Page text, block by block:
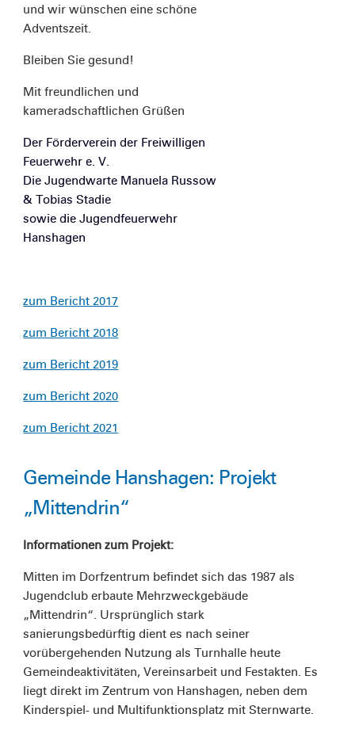
und wir wünschen eine schöne
Adventszeit.
Bleiben Sie gesund!
Mit freundlichen und
kameradschaftlichen Grüßen
Der Förderverein der Freiwilligen
Feuerwehr e. V.
Die Jugendwarte Manuela Russow
& Tobias Stadie
sowie die Jugendfeuerwehr
Hanshagen
zum Bericht 2017
zum Bericht 2018
zum Bericht 2019
zum Bericht 2020
zum Bericht 2021
Gemeinde Hanshagen: Projekt
„Mittendrin“
Informationen zum Projekt:
Mitten im Dorfzentrum befindet sich das 1987 als
Jugendclub erbaute Mehrzweckgebäude
„Mittendrin“. Ursprünglich stark
sanierungsbedürftig dient es nach seiner
vorübergehenden Nutzung als Turnhalle heute
Gemeindeaktivitäten, Vereinsarbeit und Festakten. Es
liegt direkt im Zentrum von Hanshagen, neben dem
Kinderspiel- und Multifunktionsplatz mit Sternwarte.